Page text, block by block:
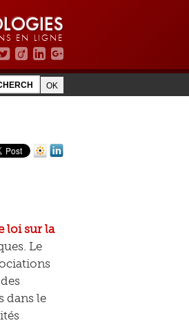
EN LIGNE
loi sur la
Le
dans le